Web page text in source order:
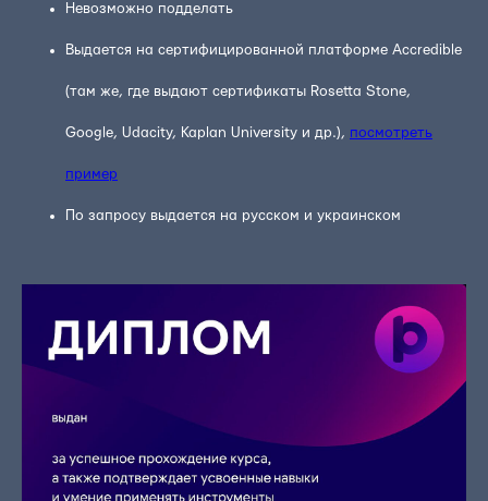
Невозможно подделать
Выдается на сертифицированной платформе Accredible
(там же, где выдают сертификаты Rosetta Stone,
Google, Udacity, Kaplan University и др.), посмотреть
пример
По запросу выдается на русском и украинском